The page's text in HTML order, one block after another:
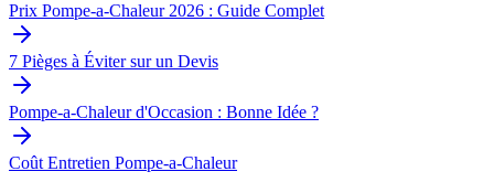
Prix Pompe-a-Chaleur 2026 : Guide Complet
7 Pièges à Éviter sur un Devis
Pompe-a-Chaleur d'Occasion : Bonne Idée ?
Coût Entretien Pompe-a-Chaleur